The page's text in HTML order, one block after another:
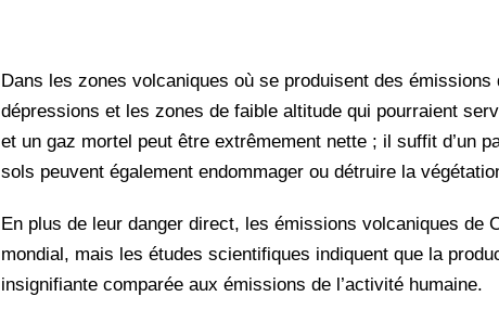
Dans les zones volcaniques où se produisent des
dépressions et les zones de faible altitude qui pourraient
et un gaz mortel peut être extrêmement nette ; il suffit d’un
sols peuvent également endommager ou détruire la
En plus de leur danger direct, les émissions volcaniques de
mondial, mais les études scientifiques indiquent que la
insignifiante comparée aux émissions de l’activité humaine.